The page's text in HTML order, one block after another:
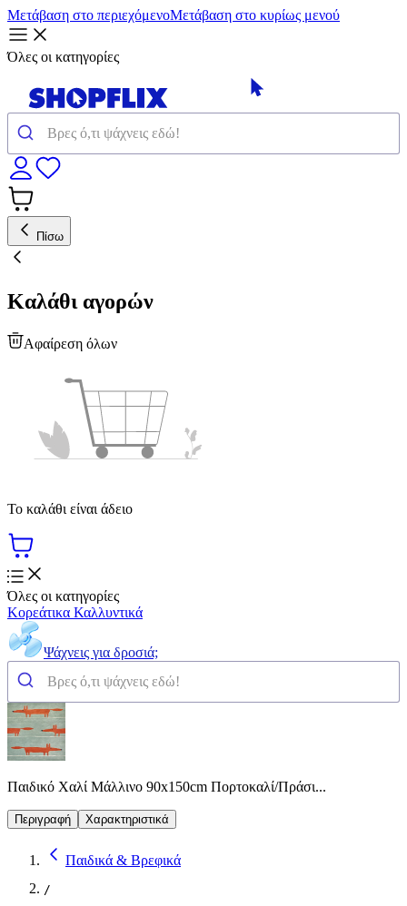
Μετάβαση στο περιεχόμενοΜετάβαση στο κυρίως μενού
Όλες οι κατηγορίες
Πίσω
Καλάθι αγορών
Αφαίρεση όλων
Το καλάθι είναι άδειο
Όλες οι κατηγορίες
Κορεάτικα Καλλυντικά
Ψάχνεις για δροσιά;
Παιδικό Χαλί Μάλλινο 90x150cm Πορτοκαλί/Πράσι...
Περιγραφή Χαρακτηριστικά
Παιδικά & Βρεφικά
/